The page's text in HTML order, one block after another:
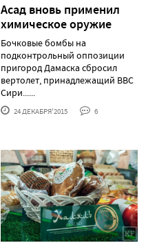
Асад вновь применил
химическое оружие
Бочковые бомбы на
подконтрольный оппозиции
пригород Дамаска сбросил
вертолет, принадлежащий ВВС
Сири......
24 ДЕКАБРЯ'2015 6